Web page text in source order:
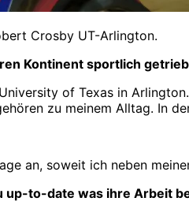
Crosby UT-Arlington.
Kontinent sportlich
of Texas in
zu meinem Alltag. In
an, soweit ich neben
up-to-date was ihre Arbeit